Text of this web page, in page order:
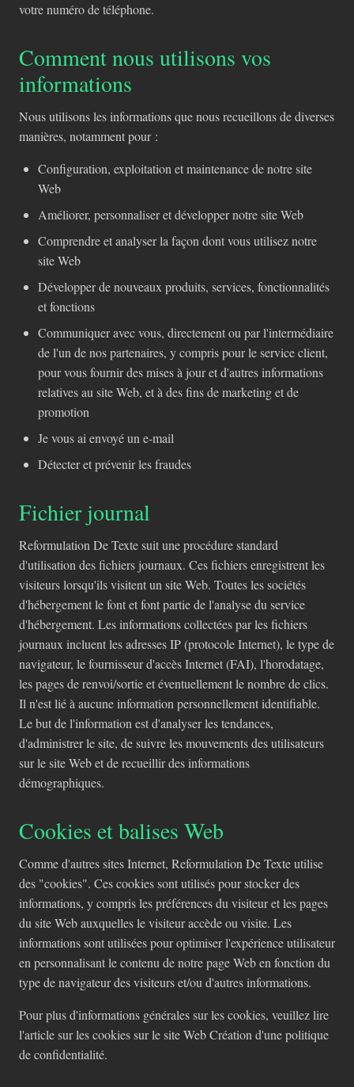
votre numéro de téléphone.
Comment nous utilisons vos
informations
Nous utilisons les informations que nous recueillons de diverses
manières, notamment pour :
Configuration, exploitation et maintenance de notre site
Web
Améliorer, personnaliser et développer notre site Web
Comprendre et analyser la façon dont vous utilisez notre
site Web
Développer de nouveaux produits, services, fonctionnalités
et fonctions
Communiquer avec vous, directement ou par l'intermédiaire
de l'un de nos partenaires, y compris pour le service client,
pour vous fournir des mises à jour et d'autres informations
relatives au site Web, et à des fins de marketing et de
promotion
Je vous ai envoyé un e-mail
Détecter et prévenir les fraudes
Fichier journal
Reformulation De Texte suit une procédure standard
d'utilisation des fichiers journaux. Ces fichiers enregistrent les
visiteurs lorsqu'ils visitent un site Web. Toutes les sociétés
d'hébergement le font et font partie de l'analyse du service
d'hébergement. Les informations collectées par les fichiers
journaux incluent les adresses IP (protocole Internet), le type de
navigateur, le fournisseur d'accès Internet (FAI), l'horodatage,
les pages de renvoi/sortie et éventuellement le nombre de clics.
Il n'est lié à aucune information personnellement identifiable.
Le but de l'information est d'analyser les tendances,
d'administrer le site, de suivre les mouvements des utilisateurs
sur le site Web et de recueillir des informations
démographiques.
Cookies et balises Web
Comme d'autres sites Internet, Reformulation De Texte utilise
des "cookies". Ces cookies sont utilisés pour stocker des
informations, y compris les préférences du visiteur et les pages
du site Web auxquelles le visiteur accède ou visite. Les
informations sont utilisées pour optimiser l'expérience utilisateur
en personnalisant le contenu de notre page Web en fonction du
type de navigateur des visiteurs et/ou d'autres informations.
Pour plus d'informations générales sur les cookies, veuillez lire
l'article sur les cookies sur le site Web Création d'une politique
de confidentialité.